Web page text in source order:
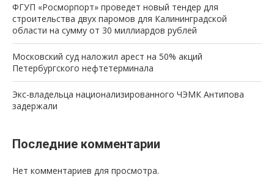
ФГУП «Росморпорт» проведет новый тендер для
строительства двух паромов для Калининградской
области на сумму от 30 миллиардов рублей
Московский суд наложил арест на 50% акций
Петербургского нефтетерминала
Экс-владельца национализированного ЧЭМК Антипова
задержали
Последние комментарии
Нет комментариев для просмотра.